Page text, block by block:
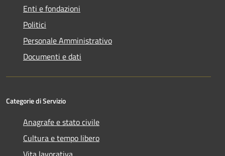
Enti e fondazioni
Politici
Personale Amministrativo
Documenti e dati
Categorie di Servizio
Anagrafe e stato civile
Cultura e tempo libero